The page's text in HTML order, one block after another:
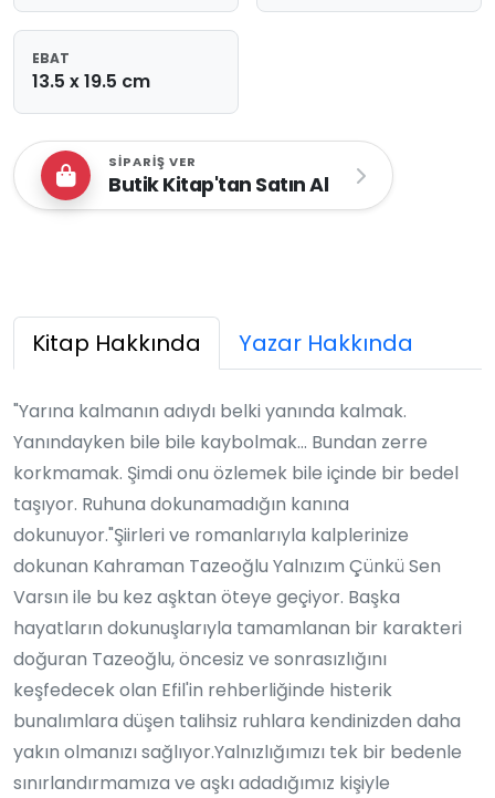
EBAT
13.5 x 19.5 cm
SIPARIŞ VER
Butik Kitap'tan Satın Al
Kitap Hakkında Yazar Hakkında
"Yarına kalmanın adıydı belki yanında kalmak.
Yanındayken bile bile kaybolmak… Bundan zerre
korkmamak. Şimdi onu özlemek bile içinde bir bedel
taşıyor. Ruhuna dokunamadığın kanına
dokunuyor."Şiirleri ve romanlarıyla kalplerinize
dokunan Kahraman Tazeoğlu Yalnızım Çünkü Sen
Varsın ile bu kez aşktan öteye geçiyor. Başka
hayatların dokunuşlarıyla tamamlanan bir karakteri
doğuran Tazeoğlu, öncesiz ve sonrasızlığını
keşfedecek olan Efil'in rehberliğinde histerik
bunalımlara düşen talihsiz ruhlara kendinizden daha
yakın olmanızı sağlıyor.Yalnızlığımızı tek bir bedenle
sınırlandırmamıza ve aşkı adadığımız kişiyle